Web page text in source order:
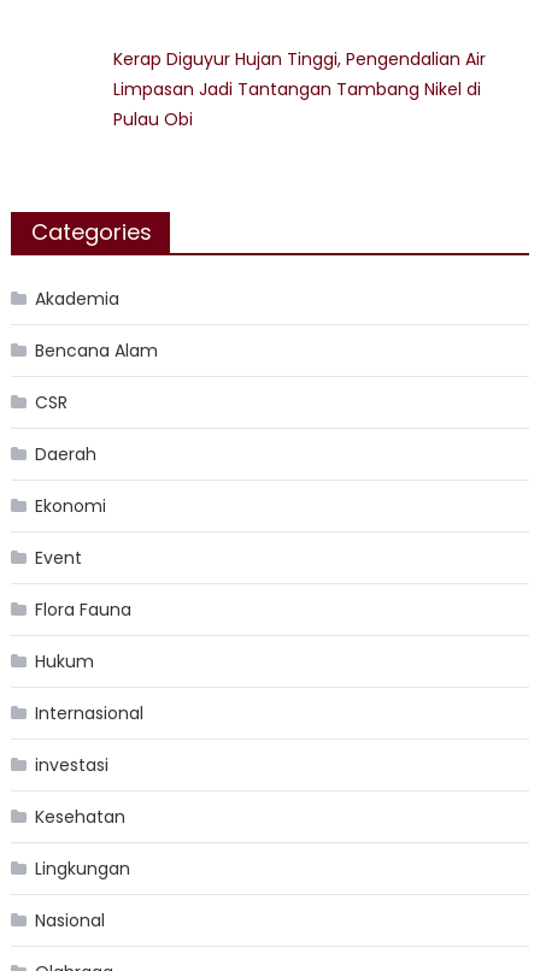
Kerap Diguyur Hujan Tinggi, Pengendalian Air
Limpasan Jadi Tantangan Tambang Nikel di
Pulau Obi
Categories
Akademia
Bencana Alam
CSR
Daerah
Ekonomi
Event
Flora Fauna
Hukum
Internasional
investasi
Kesehatan
Lingkungan
Nasional